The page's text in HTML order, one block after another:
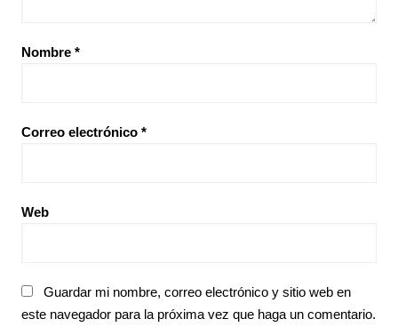
Nombre *
Correo electrónico *
Web
Guardar mi nombre, correo electrónico y sitio web en
este navegador para la próxima vez que haga un comentario.